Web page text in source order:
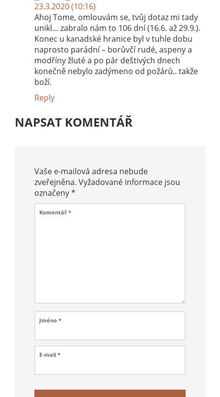
23.3.2020 (10:16)
Ahoj Tome, omlouvám se, tvůj dotaz mi tady
unikl… zabralo nám to 106 dní (16.6. až 29.9.).
Konec u kanadské hranice byl v tuhle dobu
naprosto parádní – borůvčí rudé, aspeny a
modříny žluté a po pár deštivých dnech
konečně nebylo zadýmeno od požárů.. takže
boží.
Reply
NAPSAT KOMENTÁŘ
Vaše e-mailová adresa nebude
zveřejněna. Vyžadované informace jsou
označeny*
Komentář *
Jméno *
E-mail *